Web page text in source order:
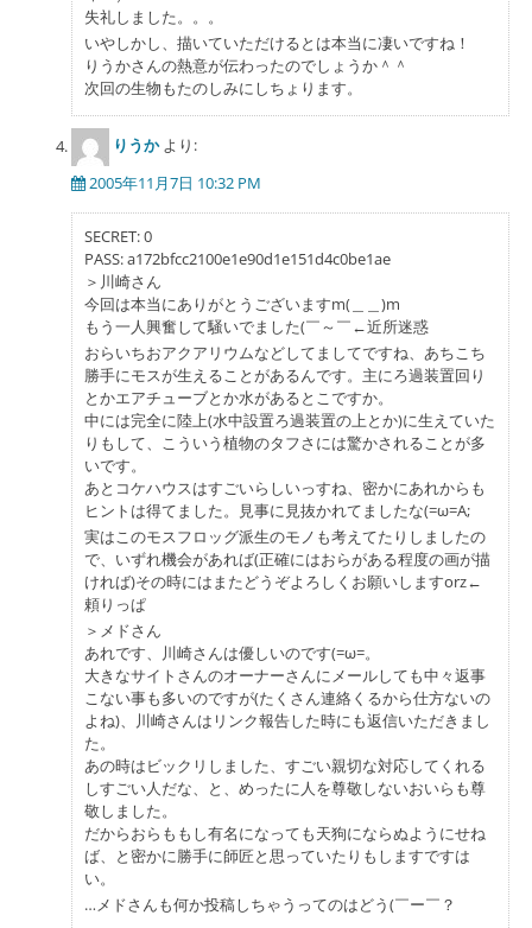
失礼しました。。。
いやしかし、描いていただけるとは本当に凄いですね！
りうかさんの熱意が伝わったのでしょうか＾＾
次回の生物もたのしみにしちょります。
りうか より:
2005年11月7日 10:32 PM
SECRET: 0
PASS: a172bfcc2100e1e90d1e151d4c0be1ae
＞川崎さん
今回は本当にありがとうございますm(＿＿)m
もう一人興奮して騒いでました(￣～￣←近所迷惑
おらいちおアクアリウムなどしてましてですね、あちこち
勝手にモスが生えることがあるんです。主にろ過装置回り
とかエアチューブとか水があるとこですか。
中には完全に陸上(水中設置ろ過装置の上とか)に生えていた
りもして、こういう植物のタフさには驚かされることが多
いです。
あとコケハウスはすごいらしいっすね、密かにあれからも
ヒントは得てました。見事に見抜かれてましたな(=ω=A;
実はこのモスフロッグ派生のモノも考えてたりしましたの
で、いずれ機会があれば(正確にはおらがある程度の画が描
ければ)その時にはまたどうぞよろしくお願いしますorz←
頼りっぱ
＞メドさん
あれです、川崎さんは優しいのです(=ω=。
大きなサイトさんのオーナーさんにメールしても中々返事
こない事も多いのですが(たくさん連絡くるから仕方ないの
よね)、川崎さんはリンク報告した時にも返信いただきまし
た。
あの時はビックリしました、すごい親切な対応してくれる
しすごい人だな、と、めったに人を尊敬しないおいらも尊
敬しました。
だからおらももし有名になっても天狗にならぬようにせね
ば、と密かに勝手に師匠と思っていたりもしますですは
い。
…メドさんも何か投稿しちゃうってのはどう(￣ー￣？